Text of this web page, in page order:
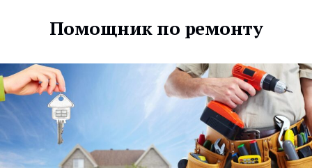
Помощник по ремонту